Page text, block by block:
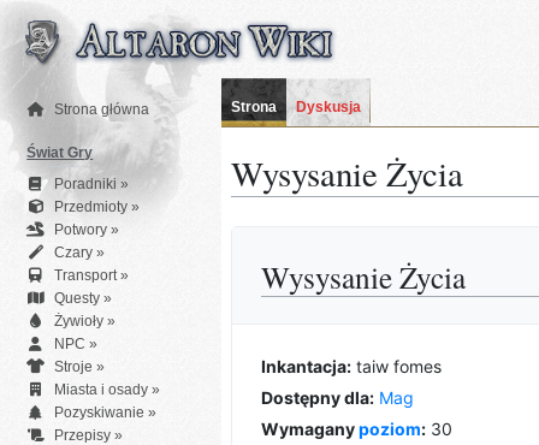
Przejdź
do
zawartości
Strona Dyskusja
Strona główna
Świat Gry
Poradniki »
Przedmioty »
Potwory »
Czary »
Transport »
Questy »
Żywioły »
NPC »
Stroje »
Miasta i osady »
Pozyskiwanie »
Przepisy »
Wysysanie Życia
Wysysanie Życia
Inkantacja: taiw fomes
Dostępny dla: Mag
Wymaganypoziom: 30